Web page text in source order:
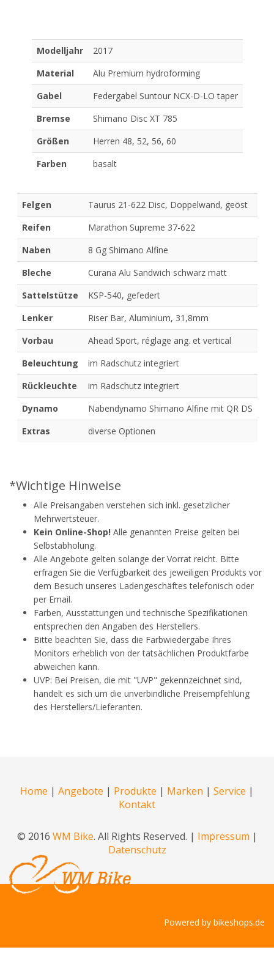
Modelljahr
2017
Material
Alu Premium hydroforming
Gabel
Federgabel Suntour NCX-D-LO taper
Bremse
Shimano Disc XT 785
Größen
Herren 48, 52, 56, 60
Farben
basalt
Felgen
Taurus 21-622 Disc, Doppelwand, geöst
Reifen
Marathon Supreme 37-622
Naben
8 Gg Shimano Alfine
Bleche
Curana Alu Sandwich schwarz matt
Sattelstütze
KSP-540, gefedert
Lenker
Riser Bar, Aluminium, 31,8mm
Vorbau
Ahead Sport, réglage ang. et vertical
Beleuchtung
im Radschutz integriert
Rückleuchte
im Radschutz integriert
Dynamo
Nabendynamo Shimano Alfine mit QR DS
Extras
diverse Optionen
*Wichtige Hinweise
Alle Preisangaben verstehen sich inkl. gesetzlicher
Mehrwertsteuer.
Kein Online-Shop! Alle genannten Preise gelten bei
Selbstabholung.
Alle Angebote gelten solange der Vorrat reicht. Bitte
erfragen Sie die Verfügbarkeit des jeweiligen Produkts vor
dem Besuch unseres Ladengeschäftes telefonisch oder
per Email.
Farben, Ausstattungen und technische Spezifikationen
entsprechen den Angaben des Herstellers.
Bitte beachten Sie, dass die Farbwiedergabe Ihres
Monitors erheblich von der tatsächlichen Produktfarbe
abweichen kann.
UVP: Bei Preisen, die mit "UVP" gekennzeichnet sind,
handelt es sich um die unverbindliche Preisempfehlung
des Herstellers/Lieferanten.
Home | Angebote | Produkte | Marken | Service |
Kontakt
© 2016 WM Bike. All Rights Reserved. | Impressum |
Datenschutz
Powered by bikeshops.de